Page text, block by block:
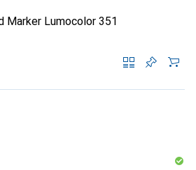
Marker Lumocolor 351